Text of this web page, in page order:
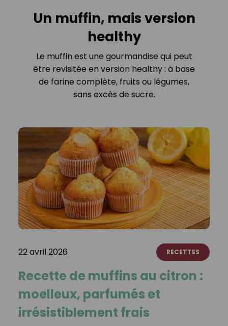
Un muffin, mais version
healthy
Le muffin est une gourmandise qui peut
être revisitée en version healthy : à base
de farine complète, fruits ou légumes,
sans excès de sucre.
22 avril 2026 RECETTES
Recette de muffins au citron :
moelleux, parfumés et
irrésistiblement frais